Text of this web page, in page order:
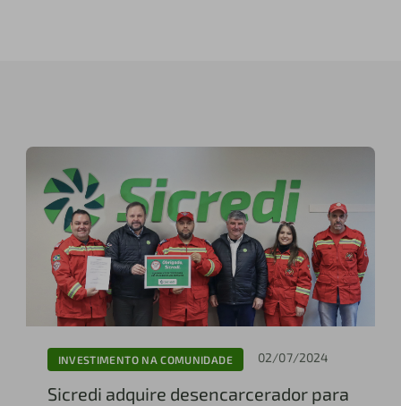
INVESTIMENTO NA COMUNIDADE 02/07/2024
Sicredi adquire desencarcerador para